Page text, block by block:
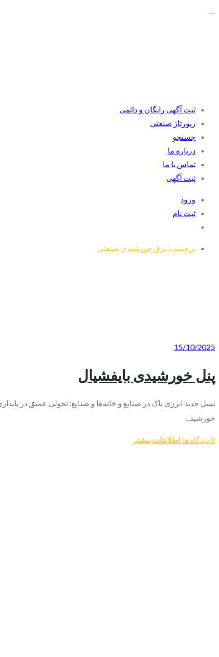
…
ثبت آگهی رایگان و دائمی
رپورتاژ صنعتی
جستجو
درباره ما
تماس با ما
ثبت آگهی
ورود
ثبت نام
برچسب: برق خورشیدی صنعتی
15/10/2025
پنل خورشیدی بایفشیال
نسل جدید انرژی پاک در صنایع و خانه‌ها و صنایع: تحولی عمیق در
خورشید...
0 دیدگاه ها اطلاعات بیشتر